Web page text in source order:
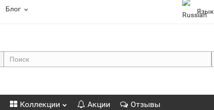
Блог Язык
Коллекции Акции Отзывы